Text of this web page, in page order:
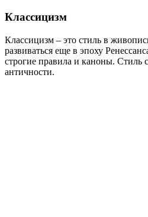
Классицизм
Классицизм – это стиль в
развиваться еще в эпоху
строгие правила и каноны. Стиль
античности.